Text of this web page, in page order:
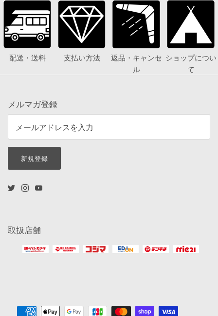
配送・送料 支払い方法
返品・キャンセ
ル
ショップについ
て
メルマガ登録
新規登録
取扱店舗